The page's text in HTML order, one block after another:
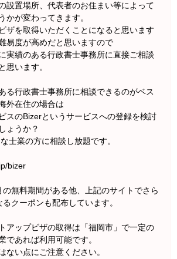
設置場所、代表者のお住まい等によって
かが変わってきます。
ザを取得いただくことになると思います
易度が高めだと思いますので
実績のある行政書士事務所に直接ご相談
思います。
る行政書士事務所に相談できるのがベス
外在住の場合は
スのBizerというサービスへの登録を検討
ょうか？
士業の方に相談し放題です。
bizer
無料期間がある他、上記のサイトでさら
クーポンも配布しています。
アップビザの取得は「福岡市」で一定の
であれば利用可能です。
ない点にご注意ください。